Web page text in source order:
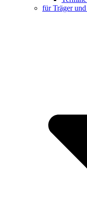
für Träger